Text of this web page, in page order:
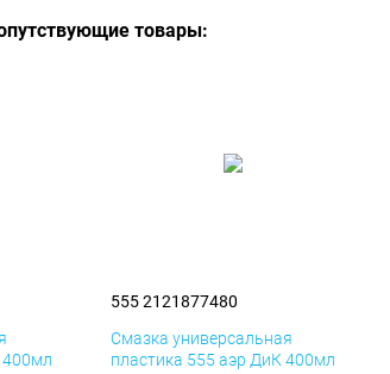
товары:
400мл
555 2121877480
Смазка универсальная
пластика 555 аэр ДиК 400мл